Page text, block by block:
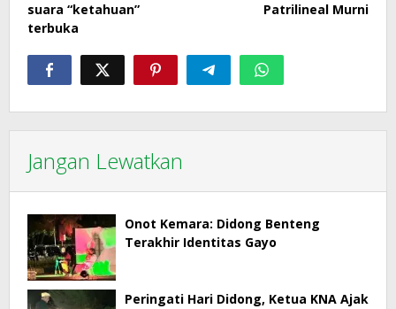
suara “ketahuan”
terbuka
Patrilineal Murni
Jangan Lewatkan
Onot Kemara: Didong Benteng
Terakhir Identitas Gayo
Peringati Hari Didong, Ketua KNA Ajak